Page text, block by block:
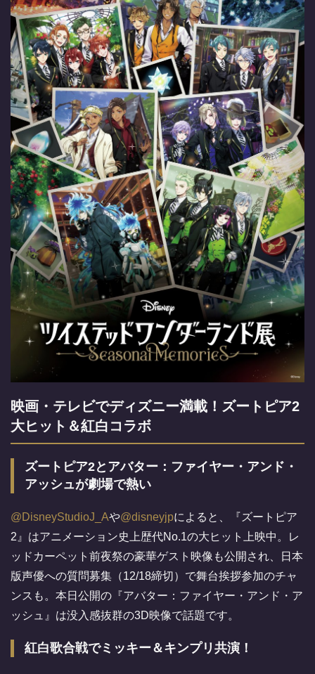
映画・テレビでディズニー満載！ズートピア2
大ヒット＆紅白コラボ
ズートピア2とアバター：ファイヤー・アンド・
アッシュが劇場で熱い
@DisneyStudioJ_Aや@disneyjpによると、『ズートピア
2』はアニメーション史上歴代No.1の大ヒット上映中。レ
ッドカーペット前夜祭の豪華ゲスト映像も公開され、日本
版声優への質問募集（12/18締切）で舞台挨拶参加のチャ
ンスも。本日公開の『アバター：ファイヤー・アンド・ア
ッシュ』は没入感抜群の3D映像で話題です。
紅白歌合戦でミッキー＆キンプリ共演！